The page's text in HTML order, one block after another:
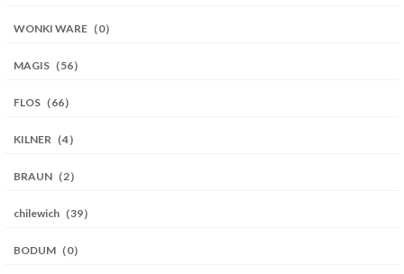
WONKI WARE（0）
MAGIS（56）
FLOS（66）
KILNER（4）
BRAUN（2）
chilewich（39）
BODUM（0）